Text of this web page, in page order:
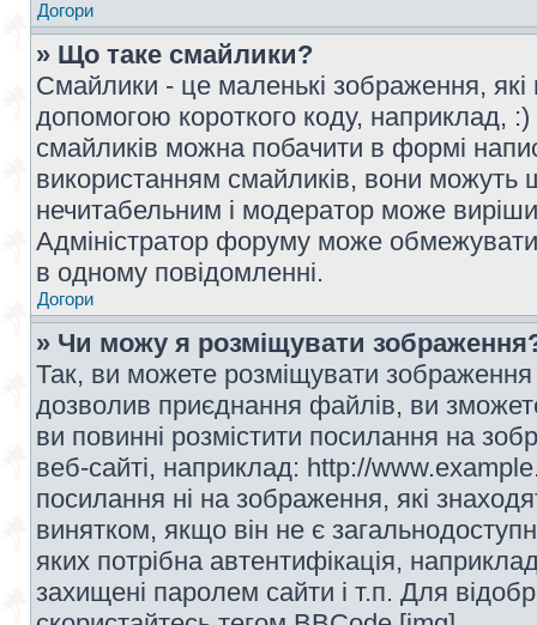
Догори
» Що таке смайлики?
Смайлики - це маленькі зображення, які
допомогою короткого коду, наприклад,
смайликів можна побачити в формі
використанням смайликів, вони
нечитабельним і модератор може
Адміністратор форуму може обмежувати
в одному повідомленні.
Догори
» Чи можу я розміщувати
Так, ви можете розміщувати
дозволив приєднання файлів, ви
ви повинні розмістити посилання на
веб-сайті, наприклад: http://
посилання ні на зображення, які
винятком, якщо він не є
яких потрібна автентифікація,
захищені паролем сайти і т.п. Для